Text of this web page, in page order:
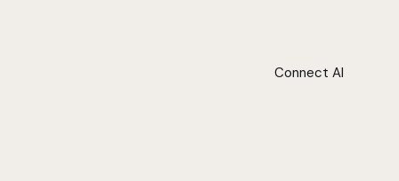
Connect AI